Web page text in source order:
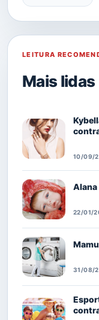
LEITURA
Mais lidas
10/09/
Alana
22/01/
31/08/